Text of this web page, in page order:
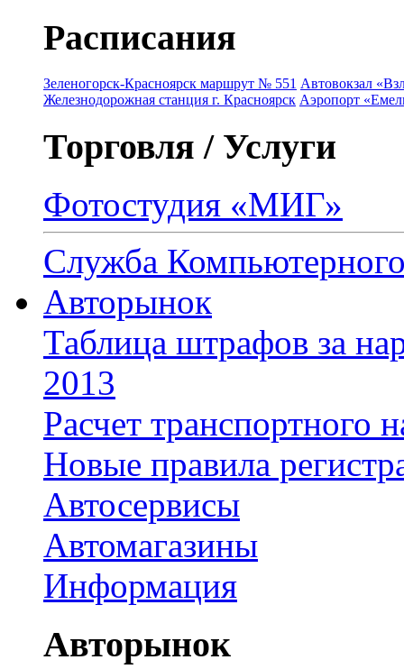
Расписания
Зеленогорск-Красноярск маршрут № 551 Автовокзал
Железнодорожная станция г. Красноярск Аэропорт
Торговля / Услуги
Фотостудия «МИГ»
Служба
Авторынок
Таблица штрафов за
2013
Расчет транспортного
Новые правила
Автосервисы
Автомагазины
Информация
Авторынок